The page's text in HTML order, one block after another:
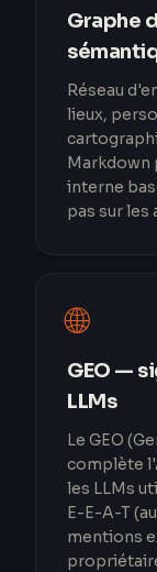
Graphe
Réseau
lieux,
Markdown
interne
pas sur les
🌐
GEO —
LLMs
Le GEO
complète
les LLMs
E-E-A-T
mentions